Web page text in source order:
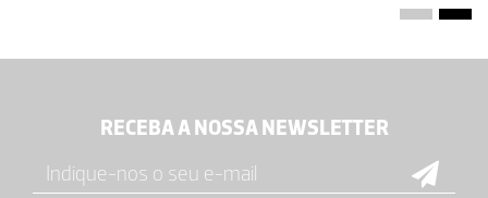
RECEBA A NOSSA NEWSLETTER